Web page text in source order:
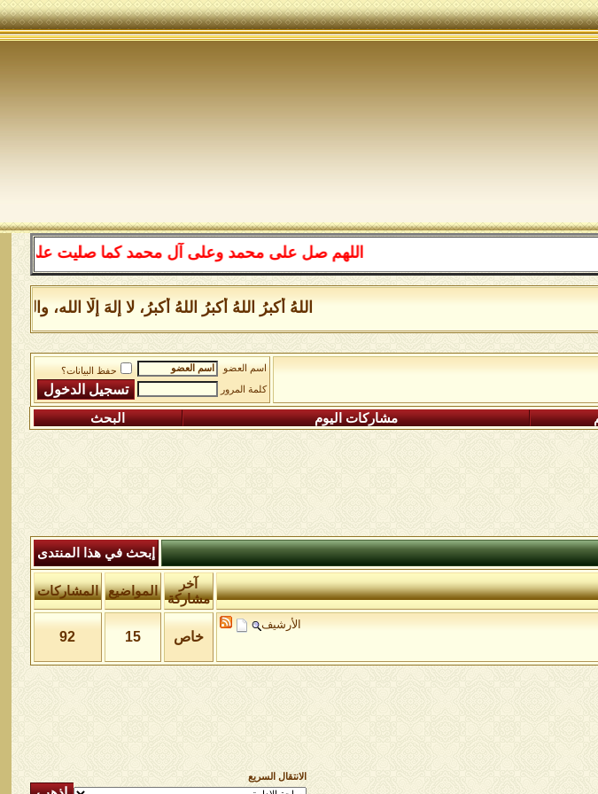
اللهم صل على محمد وعلى آل محمد كما صليت على
اللهُ أكبرُ اللهُ أكبرُ اللهُ أكبرُ، لا إلهَ إلَّا الله،
اسم العضو
حفظ البيانات؟
كلمة المرور
مشاركات اليوم البحث
إبحث في هذا المنتدى
آخر
مشاركة
المواضيع المشاركات
الأرشيف
خاص 15
92
الانتقال السريع